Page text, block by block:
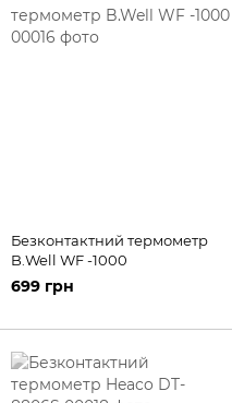
Безконтактний термометр
B.Well WF -1000
699 грн